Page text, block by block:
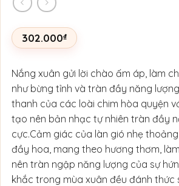
302.000₫
Nắng xuân gửi lời chào ấm áp, làm
như bừng tỉnh và tràn đầy năng
thanh của các loài chim hòa quyện
tạo nên bản nhạc tự nhiên tràn đầy
cực.Cảm giác của làn gió nhẹ
đầy hoa, mang theo hương thơm,
nên tràn ngập năng lượng của sự
khắc trong mùa xuân đều đánh thức